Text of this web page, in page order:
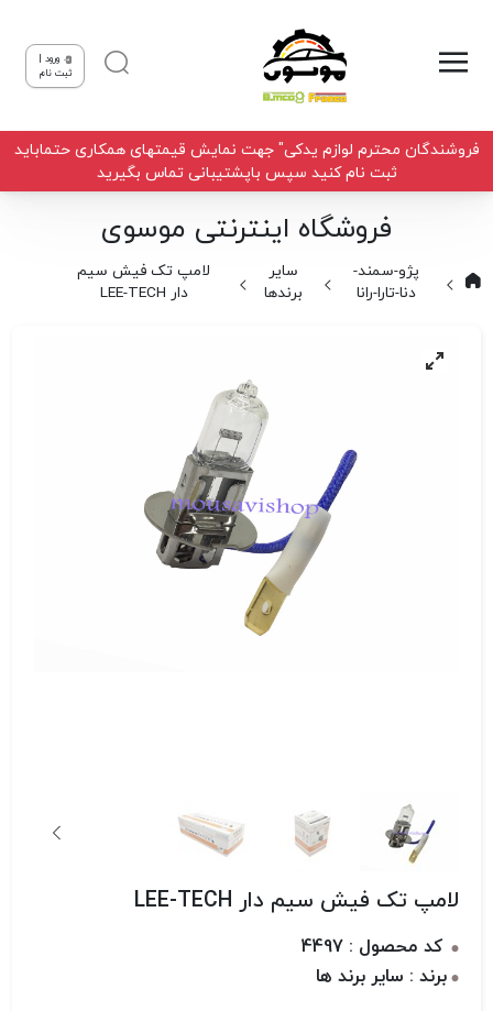
ورود |
ثبت نام
فروشندگان محترم لوازم یدکی" جهت نمایش قیمتهای همکاری حتماباید
ثبت نام کنید سپس باپشتیبانی تماس بگیرید
فروشگاه اینترنتی موسوی
پژو-سمند-
دنا-تارا-رانا
سایر
برندها
لامپ تک فیش سیم
دار LEE-TECH
لامپ تک فیش سیم دار LEE-TECH
کد محصول : 4497
برند : سایر برند ها